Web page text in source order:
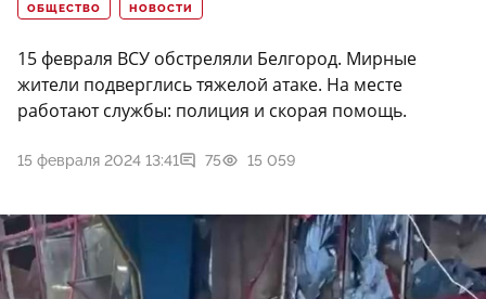
ОБЩЕСТВО НОВОСТИ
15 февраля ВСУ обстреляли Белгород. Мирные
жители подверглись тяжелой атаке. На месте
работают службы: полиция и скорая помощь.
15 февраля 2024 13:41 75 15 059